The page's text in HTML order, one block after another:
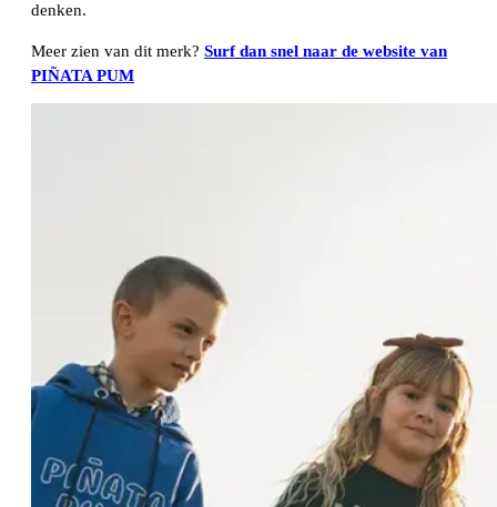
denken.
Meer zien van dit merk? Surf dan snel naar de website van
PIÑATA PUM